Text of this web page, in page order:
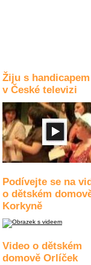
Žiju s handicapem
v České televizi
Podívejte se na
o dětském
Korkyně
Video o dětském
domově Orlíček